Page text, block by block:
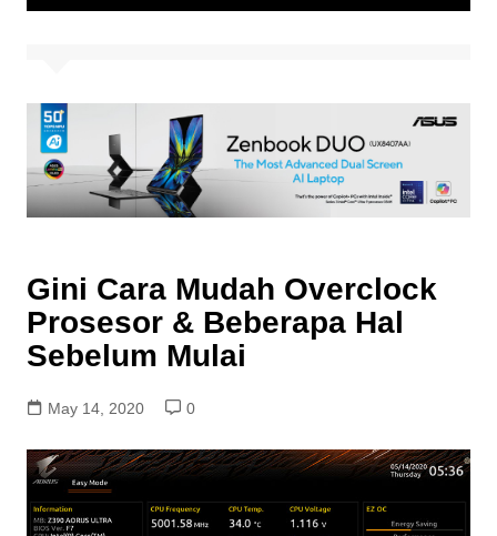
Gini Cara Mudah Overclock
Prosesor & Beberapa Hal
Sebelum Mulai
May 14, 2020 0